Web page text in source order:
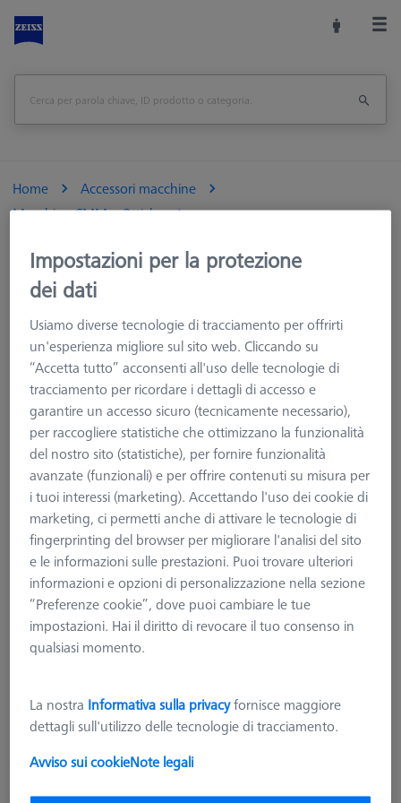
Home
Accessori macchine
Macchine CMM e Ottiche
Calibrazione DAkkS, grado 1, per calibro a passi 0-1540 mm
SERVIZI DI CALIBRAZIONE DAKKS
Calibrazione DAkkS, grado 1, per
calibro a passi 0-1540 mm
Impostazioni per la protezione
dei dati
Usiamo diverse tecnologie di tracciamento per offrirti
un'esperienza migliore sul sito web. Cliccando su
“Accetta tutto” acconsenti all'uso delle tecnologie di
tracciamento per ricordare i dettagli di accesso e
garantire un accesso sicuro (tecnicamente necessario),
per raccogliere statistiche che ottimizzano la funzionalità
del nostro sito (statistiche), per fornire funzionalità
avanzate (funzionali) e per offrire contenuti su misura per
i tuoi interessi (marketing). Accettando l'uso dei cookie di
marketing, ci permetti anche di attivare le tecnologie di
fingerprinting del browser per migliorare l'analisi del sito
e le informazioni sulle prestazioni. Puoi trovare ulteriori
informazioni e opzioni di personalizzazione nella sezione
“Preferenze cookie”, dove puoi cambiare le tue
impostazioni. Hai il diritto di revocare il tuo consenso in
qualsiasi momento.
La nostra Informativa sulla privacyfornisce maggiore
dettagli sull'utilizzo delle tecnologie di tracciamento.
Avviso sui cookieNote legali